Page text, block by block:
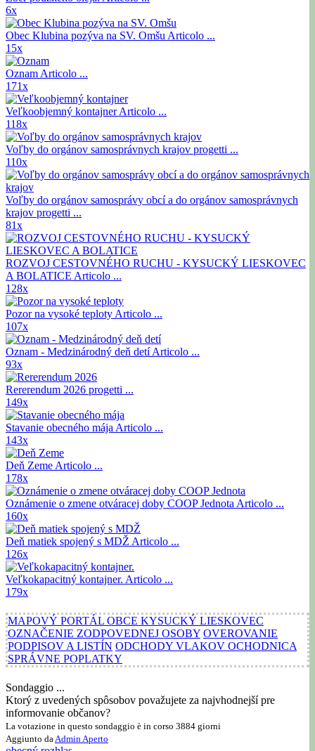
6x
Obec Klubina pozýva na SV. Omšu Articolo ...
15x
Oznam Articolo ...
171x
Veľkoobjemný kontajnerArticolo ...
118x
Voľby do orgánov samosprávnych krajov progetti ...
110x
Voľby do orgánov samosprávy obcí a do orgánov samosprávnych
krajov progetti ...
81x
ROZVOJ CESTOVNÉHO RUCHU - KYSUCKÝ LIESKOVEC
A BOLATICE Articolo ...
128x
Pozor na vysoké teploty Articolo ...
107x
Oznam - Medzinárodný deň detíArticolo ...
93x
Rererendum 2026 progetti ...
149x
Stavanie obecného mája Articolo ...
143x
Deň Zeme Articolo ...
178x
Oznámenie o zmene otváracej doby COOP Jednota Articolo ...
160x
Deň matiek spojený s MDŽ Articolo ...
126x
Veľkokapacitný kontajner. Articolo ...
179x
MAPOVÝ PORTÁL OBCE KYSUCKÝ LIESKOVEC
OZNAČENIE ZODPOVEDNEJ OSOBY OVEROVANIE
PODPISOV A LISTÍN ODCHODY VLAKOV OCHODNICA
SPRÁVNE POPLATKY
Sondaggio ...
Ktorý z uvedených spôsobov považujete za najvhodnejší pre
informovanie občanov?
La votazione in questo sondaggio è in corso 3884 giorni
Aggiunto da Admin Aperto